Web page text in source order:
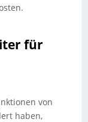
für
von
haben,